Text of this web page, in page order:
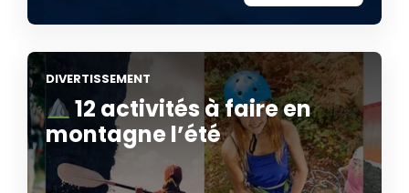
DIVERTISSEMENT
12 activités à faire en
montagne l’été